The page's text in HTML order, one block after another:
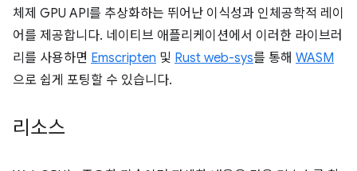
체제 GPU API를 추상화하는 뛰어난 이식성과 인체공학적 레이
어를 제공합니다. 네이티브 애플리케이션에서 이러한 라이브러
리를 사용하면 Emscripten 및 Rust web-sys를 통해 WASM
으로 쉽게 포팅할 수 있습니다.
리소스